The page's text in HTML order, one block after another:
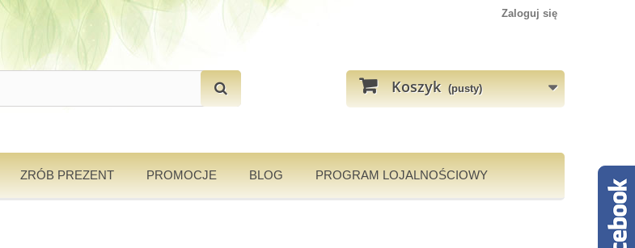
Zaloguj się
Koszyk (pusty)
ZRÓB PREZENT PROMOCJE BLOG PROGRAM LOJALNOŚCIOWY